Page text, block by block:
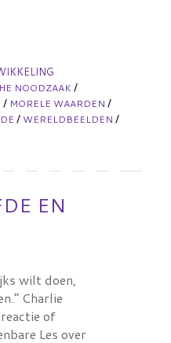
NOODZAAK /
/ MORELE WAARDEN /
/ WERELDBEELDEN /
EN
wilt doen,
Charlie
of
Les over